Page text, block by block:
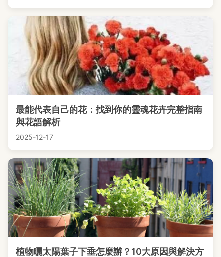
最能代表自己的花：找到你的靈魂花卉完整指南
與花語解析
2025-12-17
植物曬太陽葉子下垂怎麼辦？10大原因與解決方